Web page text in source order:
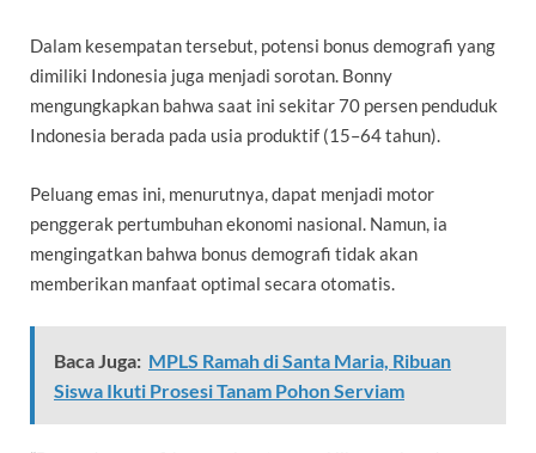
Dalam kesempatan tersebut, potensi bonus demografi yang
dimiliki Indonesia juga menjadi sorotan. Bonny
mengungkapkan bahwa saat ini sekitar 70 persen penduduk
Indonesia berada pada usia produktif (15–64 tahun).
Peluang emas ini, menurutnya, dapat menjadi motor
penggerak pertumbuhan ekonomi nasional. Namun, ia
mengingatkan bahwa bonus demografi tidak akan
memberikan manfaat optimal secara otomatis.
Baca Juga: MPLS Ramah di Santa Maria, Ribuan
Siswa Ikuti Prosesi Tanam Pohon Serviam